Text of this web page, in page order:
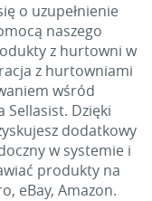
o uzupełnienie
naszego
z hurtowni w
z hurtowniami
wśród
Dzięki
dodatkowy
w systemie i
produkty na
eBay, Amazon.